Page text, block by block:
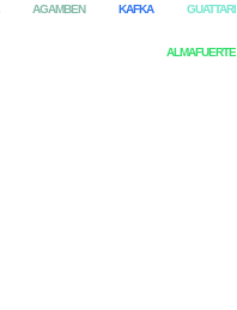
AGAMBEN KAFKA GUATTARI
ALMAFUERTE